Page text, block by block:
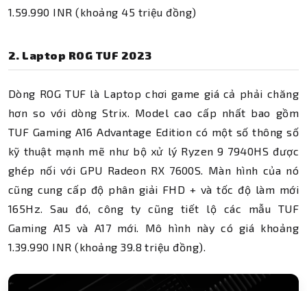
1.59.990 INR (khoảng 45 triệu đồng)
2. Laptop ROG TUF 2023
Dòng ROG TUF là Laptop chơi game giá cả phải chăng
hơn so với dòng Strix. Model cao cấp nhất bao gồm
TUF Gaming A16 Advantage Edition có một số thông số
kỹ thuật mạnh mẽ như bộ xử lý Ryzen 9 7940HS được
ghép nối với GPU Radeon RX 7600S. Màn hình của nó
cũng cung cấp độ phân giải FHD + và tốc độ làm mới
165Hz. Sau đó, công ty cũng tiết lộ các mẫu TUF
Gaming A15 và A17 mới. Mô hình này có giá khoảng
1.39.990 INR (khoảng 39.8 triệu đồng).